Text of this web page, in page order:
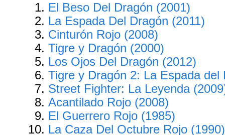
El Beso Del Dragón (2001)
La Espada Del Dragón (2011)
Cinturón Rojo (2008)
Tigre y Dragón (2000)
Los Ojos Del Dragón (2012)
Tigre y Dragón 2: La Espada del
Street Fighter: La Leyenda
Acantilado Rojo (2008)
El Guerrero Rojo (1985)
La Caza Del Octubre Rojo (1990)